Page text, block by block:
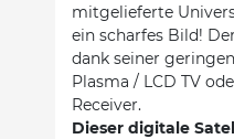
mitgelieferte
ein scharfes Bild!
dank seiner
Plasma / LCD TV
Receiver.
Dieser digitale